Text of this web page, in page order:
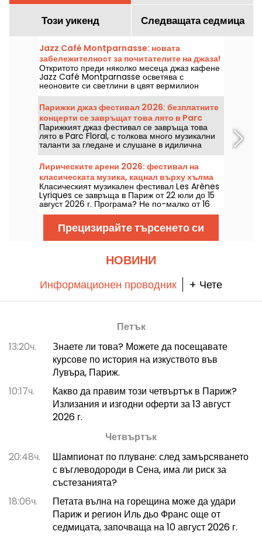
Този уикенд Следващата седмица
Jazz Café Montparnasse: новата
забележителност за почитателите на джаза!
Откритото преди няколко месеца джаз кафене
Jazz Café Montparnasse осветява с
неоновите си светлини в цвят вермилион
улицата на коменданта Mouchotte. Вътре ви
очакват джаз и добра храна....
Парижки джаз фестивал 2026: безплатните
концерти се завръщат това лято в Parc
Floral, програмата
Парижкият джаз фестивал се завръща това
лято в Parc Floral, с толкова много музикални
таланти за гледане и слушане в идилична
околна среда. Ето програмата на безплатните
концерти, които може да откриете от 24 юни
до 6 септември 2026 г.
Лирическите арени 2026: фестивал на
класическата музика, кацнал върху хълма
Монмартр
Класическият музикален фестивал Les Arènes
Lyriques се завръща в Париж от 22 юли до 15
август 2026 г. Програма? Не по-малко от 16
концерта, изнесени в Арените де Монмартр,
идеална обстановка за слушане на големите
класики.Прецизирайте търсенето си
НОВИНИ
Информационен проводник + Чете
Петък
13:20ч.
Знаете ли това? Можете да посещавате
курсове по история на изкуството във
Лувъра, Париж.
10:17ч.
Какво да правим този четвъртък в Париж?
Излизания и изгодни оферти за 13 август
2026 г.
Четвъртък
20:48ч.
Шампионат по плуване: след замърсяването
с въглеводороди в Сена, има ли риск за
състезанията?
18:06ч.
Петата вълна на горещина може да удари
Париж и регион Иль дьо Франс още от
седмицата, започваща на 10 август 2026 г.